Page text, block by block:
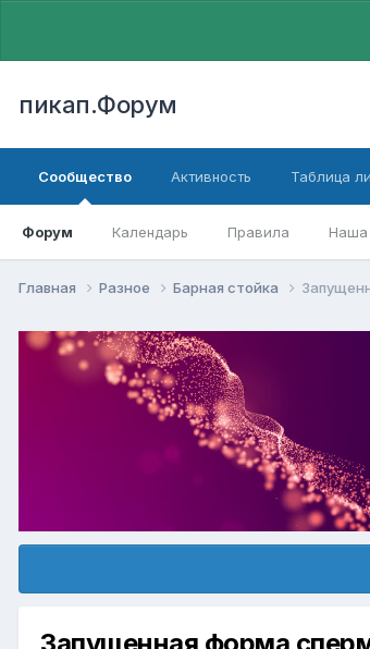
пикап.Форум
Сообщество
Форум Календарь Правила Наша
Активность Таблица
Главная Разное Барная стойка